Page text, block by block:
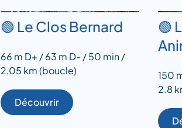
🟢 Le Clos Bernard
66 m D+ / 63 m D- / 50 min /
2,05 km (boucle)
Découvrir
🟢
150
2.8